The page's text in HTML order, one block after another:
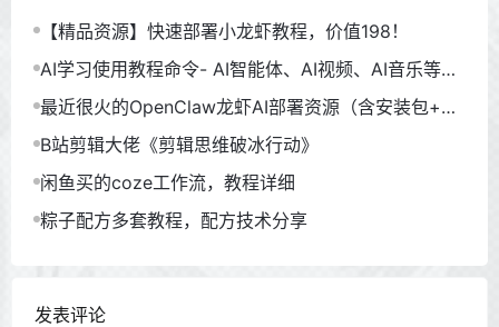
【精品资源】快速部署小龙虾教程，价值198！
AI学习使用教程命令- AI智能体、AI视频、AI音乐等
（930GB）
最近很火的OpenClaw龙虾AI部署资源（含安装包+教
程）
B站剪辑大佬《剪辑思维破冰行动》
闲鱼买的coze工作流，教程详细
粽子配方多套教程，配方技术分享
发表评论